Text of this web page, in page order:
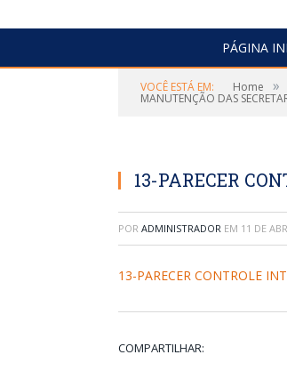
PÁGINA
VOCÊ ESTÁ EM: Home »
MANUTENÇÃO DAS
13-PARECER
POR ADMINISTRADOR EM 11 DE
13-PARECER CONTROLE
COMPARTILHAR: